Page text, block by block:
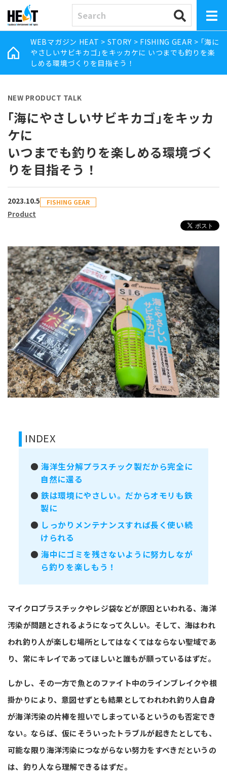
WEBマガジン HEAT > STORY > FISHING GEAR > ｢海に
やさしいサビキカゴ｣をキッカケに いつまでも釣りを楽
しめる環境づくりを目指そう！
NEW PRODUCT TALK
｢海にやさしいサビキカゴ｣をキッカ
ケに
いつまでも釣りを楽しめる環境づく
りを目指そう！
2023.10.5 FISHING GEAR
Product
INDEX
●海洋生分解プラスチック製だから完全に
自然に還る
●鉄は環境にやさしい。だからオモリも鉄
製に
● しっかりメンテナンスすれば長く使い続
けられる
●海中にゴミを残さないように努力しなが
ら釣りを楽しもう！
マイクロプラスチックやレジ袋などが原因といわれる、海洋
汚染が問題とされるようになって久しい。そして、海はわれ
われ釣り人が楽しむ場所としてはなくてはならない聖域であ
り、常にキレイであってほしいと誰もが願っているはずだ。
しかし、その一方で魚とのファイト中のラインブレイクや根
掛かりにより、意図せずとも結果としてわれわれ釣り人自身
が海洋汚染の片棒を担いでしまっているというのも否定でき
ない。ならば、仮にそういったトラブルが起きたとしても、
可能な限り海洋汚染につながらない努力をすべきだというの
は、釣り人なら理解できるはずだ。